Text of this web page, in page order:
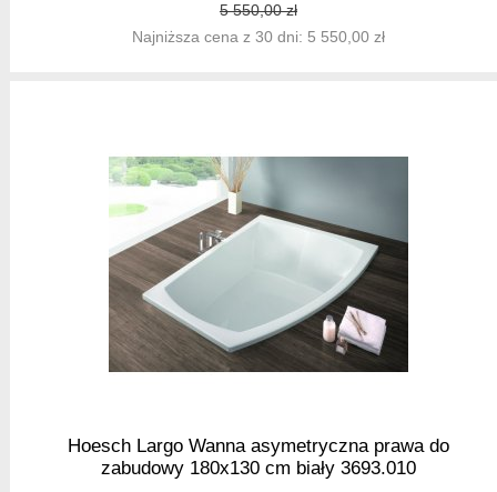
5 550,00 zł
Najniższa cena z 30 dni: 5 550,00 zł
Hoesch Largo Wanna asymetryczna prawa do
zabudowy 180x130 cm biały 3693.010